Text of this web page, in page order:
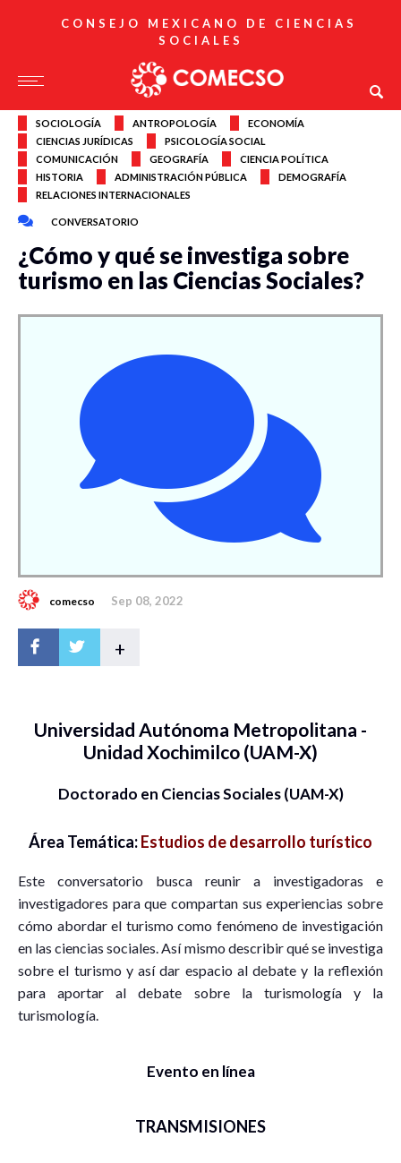
CONSEJO MEXICANO DE CIENCIAS
SOCIALES
SOCIOLOGÍA ANTROPOLOGÍA
ECONOMÍA
CIENCIAS JURÍDICAS
PSICOLOGÍA SOCIAL
COMUNICACIÓN
GEOGRAFÍA
CIENCIA POLÍTICA
HISTORIA
ADMINISTRACIÓN PÚBLICA
DEMOGRAFÍA
RELACIONES INTERNACIONALES
CONVERSATORIO
¿Cómo y qué se investiga sobre
turismo en las Ciencias Sociales?
comecso Sep 08, 2022
+
Universidad Autónoma Metropolitana -
Unidad Xochimilco (UAM-X)
Doctorado en Ciencias Sociales (UAM-X)
Área Temática:Estudios de desarrollo turístico
Este conversatorio busca reunir a investigadoras e
investigadores para que compartan sus experiencias sobre
cómo abordar el turismo como fenómeno de investigación
en las ciencias sociales. Así mismo describir qué se investiga
sobre el turismo y así dar espacio al debate y la reflexión
para aportar al debate sobre la turismología y la
turismología.
Evento en línea
TRANSMISIONES